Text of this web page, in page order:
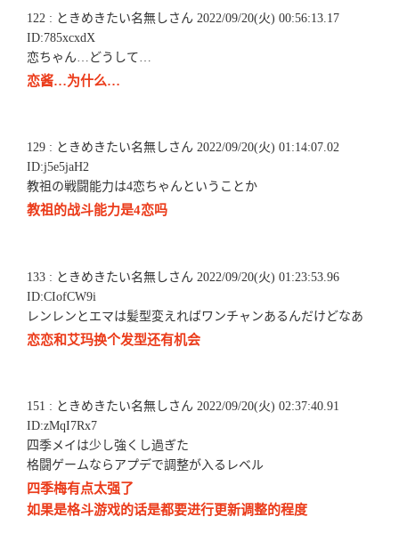
122 : ときめきたい名無しさん 2022/09/20(火) 00:56:13.17
ID:785xcxdX
恋ちゃん…どうして…
恋酱…为什么…
129 : ときめきたい名無しさん 2022/09/20(火) 01:14:07.02
ID:j5e5jaH2
教祖の戦闘能力は4恋ちゃんということか
教祖的战斗能力是4恋吗
133 : ときめきたい名無しさん 2022/09/20(火) 01:23:53.96
ID:CIofCW9i
レンレンとエマは髪型変えればワンチャンあるんだけどなあ
恋恋和艾玛换个发型还有机会
151 : ときめきたい名無しさん 2022/09/20(火) 02:37:40.91
ID:zMqI7Rx7
四季メイは少し強くし過ぎた
格闘ゲームならアプデで調整が入るレベル
四季梅有点太强了
如果是格斗游戏的话是都要进行更新调整的程度